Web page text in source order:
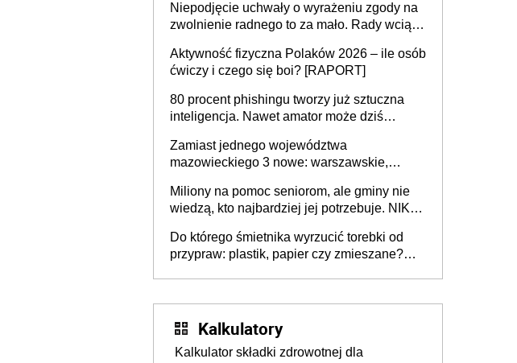
Niepodjęcie uchwały o wyrażeniu zgody na
zwolnienie radnego to za mało. Rady wciąż
rozstrzygać sprawy
Aktywność fizyczna Polaków 2026 – ile osób
ćwiczy i czego się boi? [RAPORT]
80 procent phishingu tworzy już sztuczna
inteligencja. Nawet amator może dziś
Zamiast jednego województwa
mazowieckiego 3 nowe: warszawskie,
Europie nie ma tak dużych jednostek
stołecznych
Miliony na pomoc seniorom, ale gminy nie
wiedzą, kto najbardziej jej potrzebuje. NIK
Do którego śmietnika wyrzucić torebki od
przypraw: plastik, papier czy zmieszane?
Kalkulatory
Kalkulator składki zdrowotnej dla